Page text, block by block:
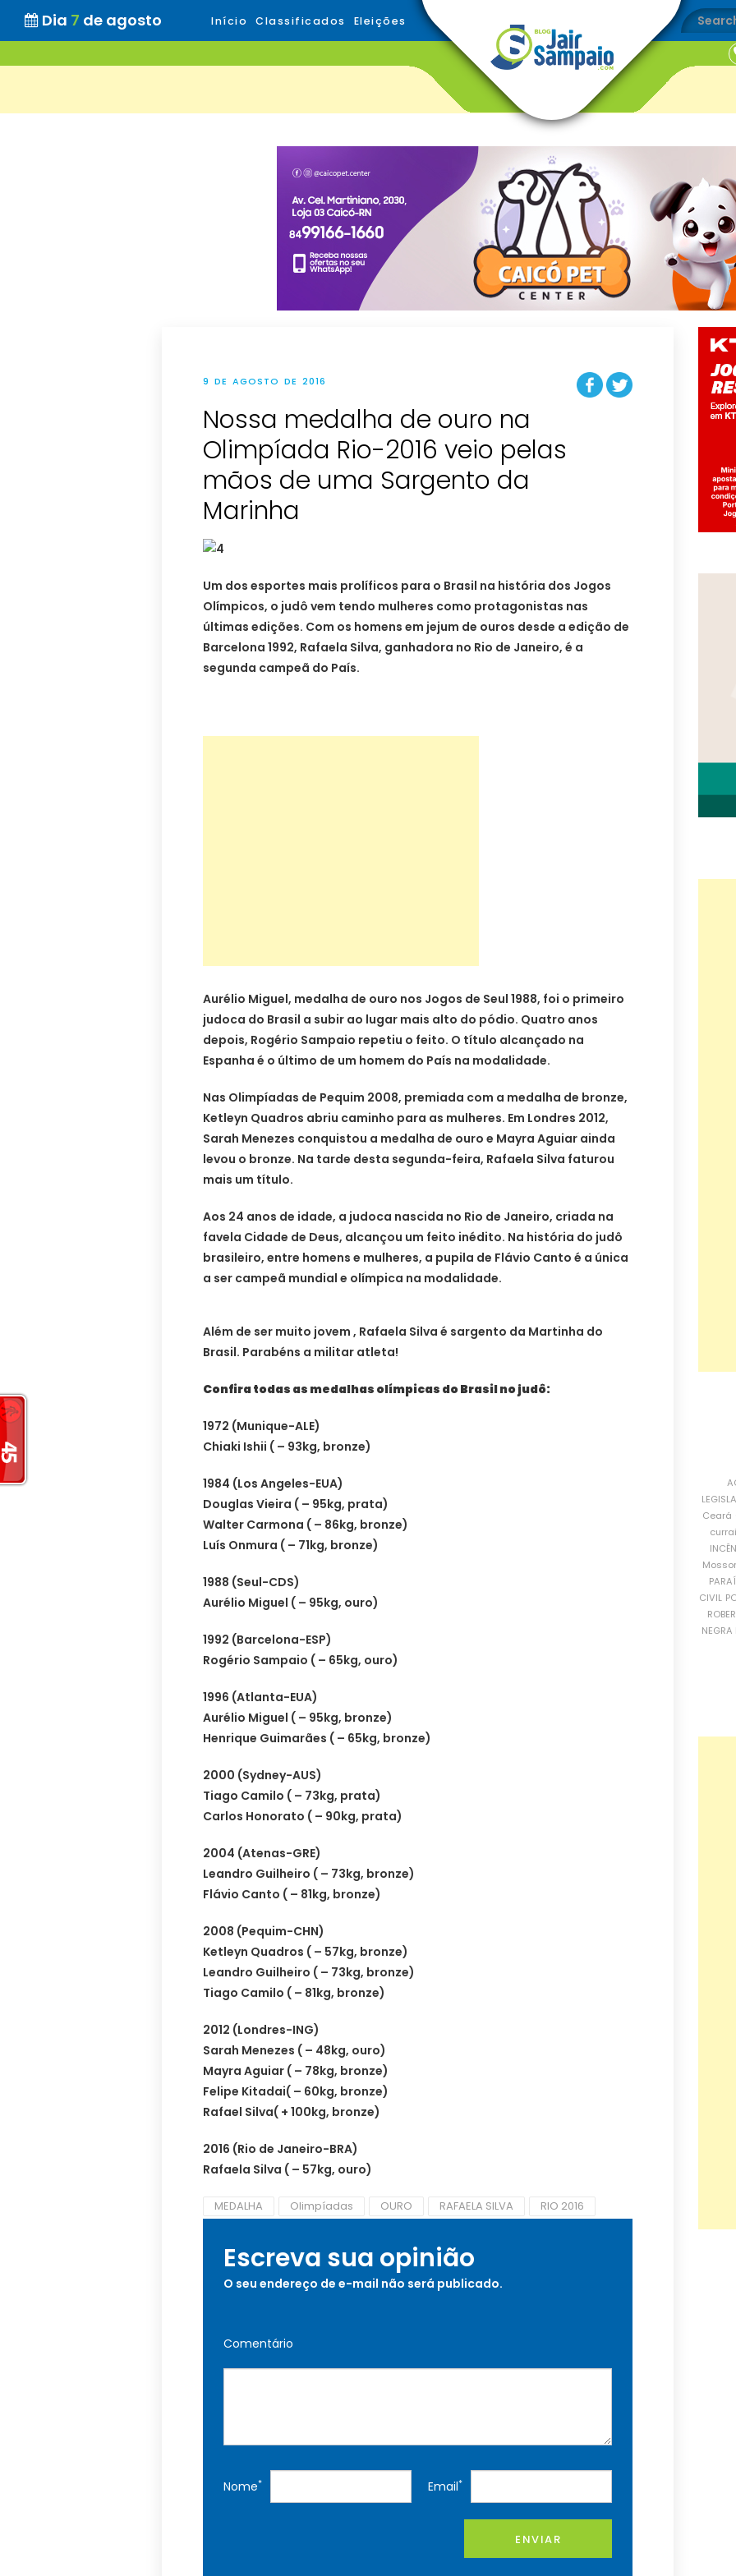
Dia 7 de agosto Início Classificados Eleições
9 DE AGOSTO DE 2016
Nossa medalha de ouro na
Olimpíada Rio-2016 veio pelas
mãos de uma Sargento da
Marinha
Um dos esportes mais prolíficos para o Brasil na história dos Jogos
Olímpicos, o judô vem tendo mulheres como protagonistas nas
últimas edições. Com os homens em jejum de ouros desde a edição de
Barcelona 1992, Rafaela Silva, ganhadora no Rio de Janeiro, é a
segunda campeã do País.
Aurélio Miguel, medalha de ouro nos Jogos de Seul 1988, foi o primeiro
judoca do Brasil a subir ao lugar mais alto do pódio. Quatro anos
depois, Rogério Sampaio repetiu o feito. O título alcançado na
Espanha é o último de um homem do País na modalidade.
Nas Olimpíadas de Pequim 2008, premiada com a medalha de bronze,
Ketleyn Quadros abriu caminho para as mulheres. Em Londres 2012,
Sarah Menezes conquistou a medalha de ouro e Mayra Aguiar ainda
levou o bronze. Na tarde desta segunda-feira, Rafaela Silva faturou
mais um título.
Aos 24 anos de idade, a judoca nascida no Rio de Janeiro, criada na
favela Cidade de Deus, alcançou um feito inédito. Na história do judô
brasileiro, entre homens e mulheres, a pupila de Flávio Canto é a única
a ser campeã mundial e olímpica na modalidade.
Além de ser muito jovem , Rafaela Silva é sargento da Martinha do
Brasil. Parabéns a militar atleta!
Confira todas as medalhas olímpicas do Brasil no judô:
1972 (Munique-ALE)
Chiaki Ishii ( – 93kg, bronze)
1984 (Los Angeles-EUA)
Douglas Vieira ( – 95kg, prata)
Walter Carmona ( – 86kg, bronze)
Luís Onmura ( – 71kg, bronze)
1988 (Seul-CDS)
Aurélio Miguel ( – 95kg, ouro)
1992 (Barcelona-ESP)
Rogério Sampaio ( – 65kg, ouro)
1996 (Atlanta-EUA)
Aurélio Miguel ( – 95kg, bronze)
Henrique Guimarães ( – 65kg, bronze)
2000 (Sydney-AUS)
Tiago Camilo ( – 73kg, prata)
Carlos Honorato ( – 90kg, prata)
2004 (Atenas-GRE)
Leandro Guilheiro ( – 73kg, bronze)
Flávio Canto ( – 81kg, bronze)
2008 (Pequim-CHN)
Ketleyn Quadros ( – 57kg, bronze)
Leandro Guilheiro ( – 73kg, bronze)
Tiago Camilo ( – 81kg, bronze)
2012 (Londres-ING)
Sarah Menezes ( – 48kg, ouro)
Mayra Aguiar ( – 78kg, bronze)
Felipe Kitadai( – 60kg, bronze)
Rafael Silva( + 100kg, bronze)
2016 (Rio de Janeiro-BRA)
Rafaela Silva ( – 57kg, ouro)
MEDALHA Olimpíadas OURO RAFAELA SILVA RIO 2016
Escreva sua opinião
O seu endereço de e-mail não será publicado.
Comentário
Nome* Email*
ENVIAR
Ceará
CIVIL
NEGRA